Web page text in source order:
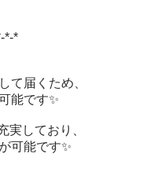
*-*
て届くため、
能です✨
実しており、
可能です✨